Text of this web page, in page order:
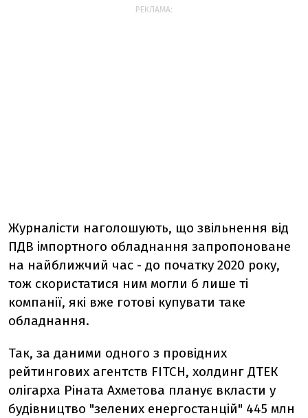
РЕКЛАМА:
Журналісти наголошують, що звільнення від
ПДВ імпортного обладнання запропоноване
на найближчий час - до початку 2020 року,
тож скористатися ним могли б лише ті
компанії, які вже готові купувати таке
обладнання.
Так, за даними одного з провідних
рейтингових агентств FITCH, холдинг ДТЕК
олігарха Ріната Ахметова планує вкласти у
будівництво "зелених енергостанцій" 445 млн